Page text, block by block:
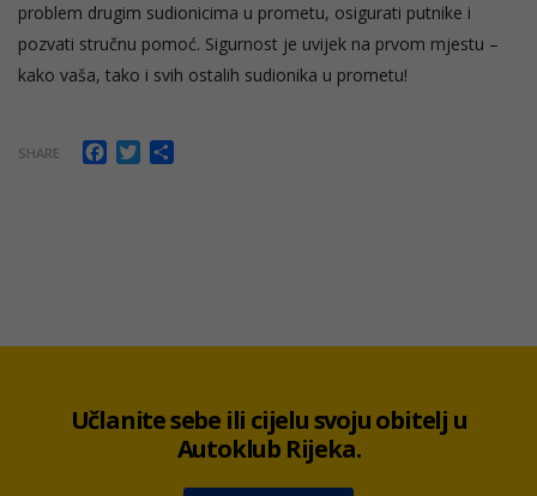
problem drugim sudionicima u prometu, osigurati putnike i
pozvati stručnu pomoć. Sigurnost je uvijek na prvom mjestu –
kako vaša, tako i svih ostalih sudionika u prometu!
SHARE Facebook
Twitter
Učlanite sebe ili cijelu svoju obitelj u
Autoklub Rijeka.